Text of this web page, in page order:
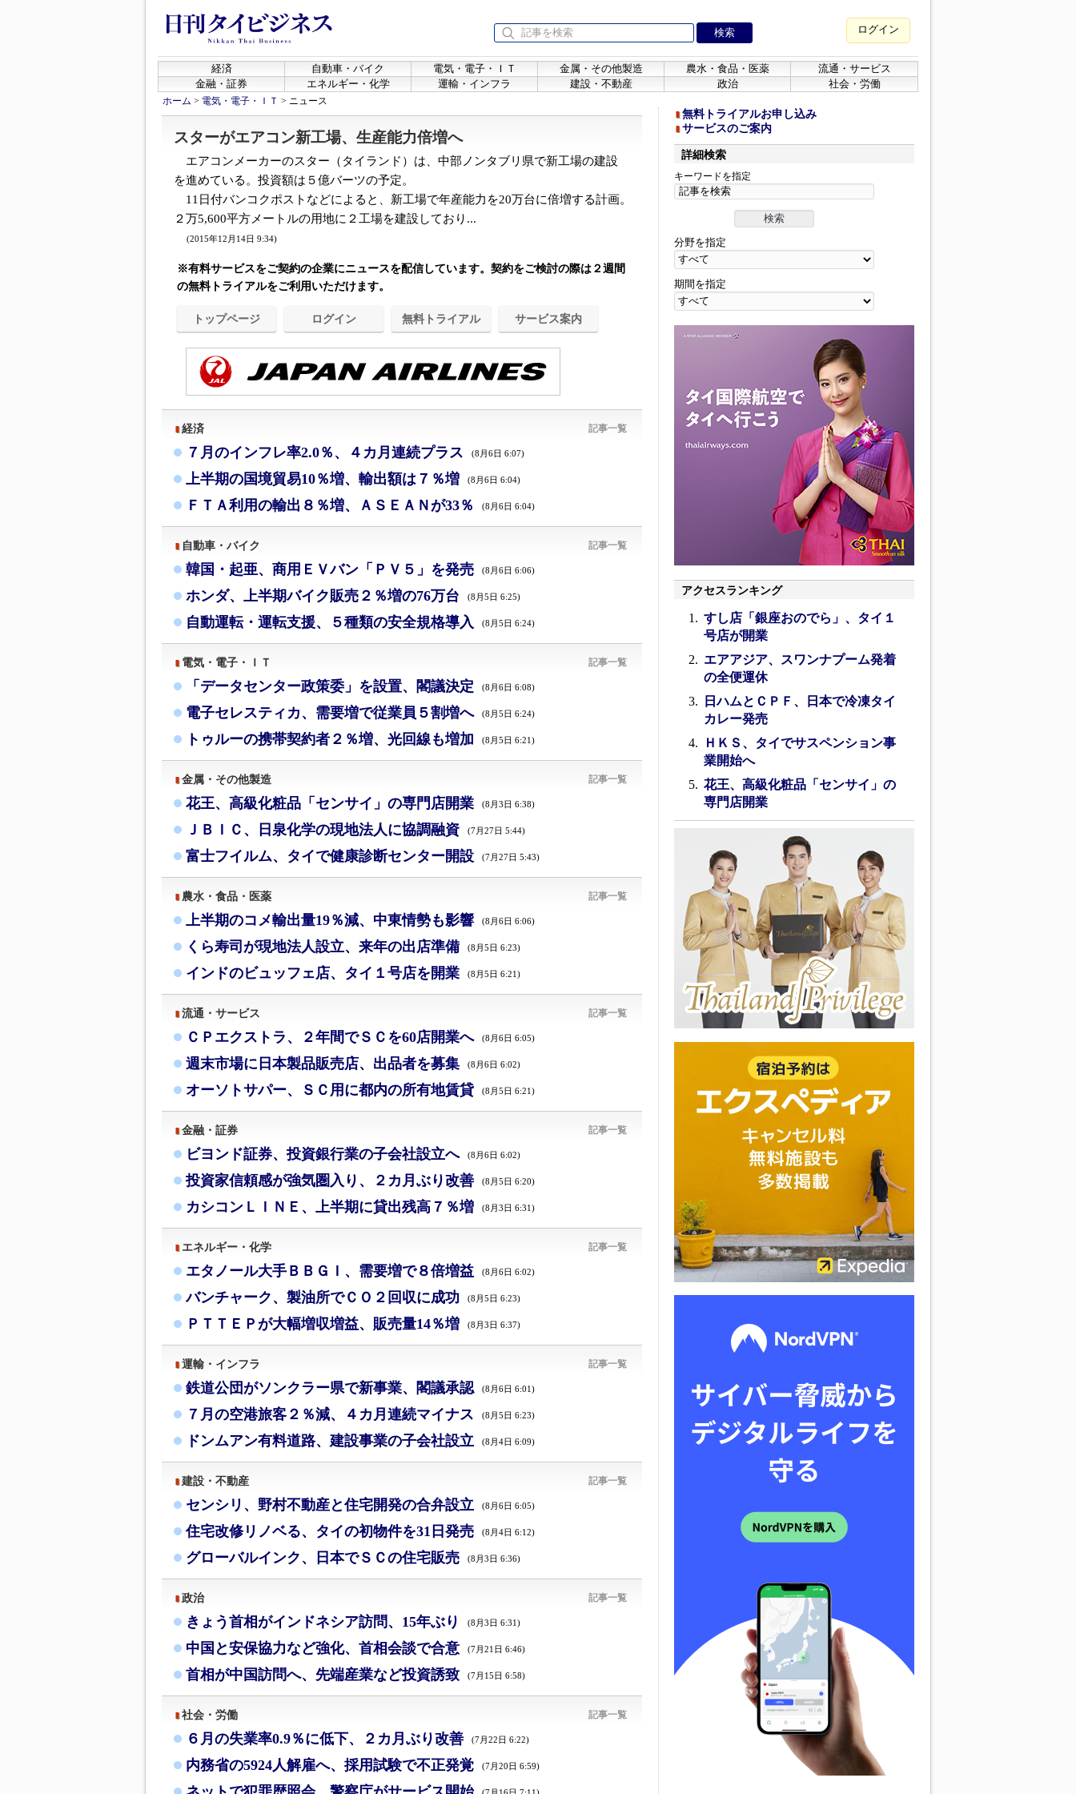
ログイン
経済 自動車・バイク 電気・電子・ＩＴ 金属・その他製造 農水・食品・医薬
流通・サービス
金融・証券
エネルギー・化学 運輸・インフラ 建設・不動産 政治 社会・労働
ホーム > 電気・電子・ＩＴ > ニュース
スターがエアコン新工場、生産能力倍増へ
エアコンメーカーのスター（タイランド）は、中部ノンタブリ県で新工場の建設
を進めている。投資額は５億バーツの予定。
11日付バンコクポストなどによると、新工場で年産能力を20万台に倍増する計画。
２万5,600平方メートルの用地に２工場を建設しており...
(2015年12月14日 9:34)
※有料サービスをご契約の企業にニュースを配信しています。契約をご検討の際は２週間
の無料トライアルをご利用いただけます。
トップページ ログイン 無料トライアル サービス案内
経済 記事一覧
７月のインフレ率2.0％、４カ月連続プラス (8月6日 6:07)
上半期の国境貿易10％増、輸出額は７％増 (8月6日 6:04)
ＦＴＡ利用の輸出８％増、ＡＳＥＡＮが33％ (8月6日 6:04)
自動車・バイク 記事一覧
韓国・起亜、商用ＥＶバン「ＰＶ５」を発売 (8月6日 6:06)
ホンダ、上半期バイク販売２％増の76万台 (8月5日 6:25)
自動運転・運転支援、５種類の安全規格導入 (8月5日 6:24)
電気・電子・ＩＴ 記事一覧
「データセンター政策委」を設置、閣議決定 (8月6日 6:08)
電子セレスティカ、需要増で従業員５割増へ (8月5日 6:24)
トゥルーの携帯契約者２％増、光回線も増加 (8月5日 6:21)
金属・その他製造 記事一覧
花王、高級化粧品「センサイ」の専門店開業 (8月3日 6:38)
ＪＢＩＣ、日泉化学の現地法人に協調融資 (7月27日 5:44)
富士フイルム、タイで健康診断センター開設 (7月27日 5:43)
農水・食品・医薬 記事一覧
上半期のコメ輸出量19％減、中東情勢も影響 (8月6日 6:06)
くら寿司が現地法人設立、来年の出店準備 (8月5日 6:23)
インドのビュッフェ店、タイ１号店を開業 (8月5日 6:21)
流通・サービス 記事一覧
ＣＰエクストラ、２年間でＳＣを60店開業へ (8月6日 6:05)
週末市場に日本製品販売店、出品者を募集 (8月6日 6:02)
オーソトサパー、ＳＣ用に都内の所有地賃貸 (8月5日 6:21)
金融・証券 記事一覧
ビヨンド証券、投資銀行業の子会社設立へ (8月6日 6:02)
投資家信頼感が強気圏入り、２カ月ぶり改善 (8月5日 6:20)
カシコンＬＩＮＥ、上半期に貸出残高７％増 (8月3日 6:31)
エネルギー・化学 記事一覧
エタノール大手ＢＢＧＩ、需要増で８倍増益 (8月6日 6:02)
バンチャーク、製油所でＣＯ２回収に成功 (8月5日 6:23)
ＰＴＴＥＰが大幅増収増益、販売量14％増 (8月3日 6:37)
運輸・インフラ 記事一覧
鉄道公団がソンクラー県で新事業、閣議承認 (8月6日 6:01)
７月の空港旅客２％減、４カ月連続マイナス (8月5日 6:23)
ドンムアン有料道路、建設事業の子会社設立 (8月4日 6:09)
建設・不動産 記事一覧
センシリ、野村不動産と住宅開発の合弁設立 (8月6日 6:05)
住宅改修リノベる、タイの初物件を31日発売 (8月4日 6:12)
グローバルインク、日本でＳＣの住宅販売 (8月3日 6:36)
政治 記事一覧
きょう首相がインドネシア訪問、15年ぶり (8月3日 6:31)
中国と安保協力など強化、首相会談で合意 (7月21日 6:46)
首相が中国訪問へ、先端産業など投資誘致 (7月15日 6:58)
社会・労働 記事一覧
６月の失業率0.9％に低下、２カ月ぶり改善 (7月22日 6:22)
内務省の5924人解雇へ、採用試験で不正発覚 (7月20日 6:59)
無料トライアルお申し込み
サービスのご案内
詳細検索
キーワードを指定
分野を指定
期間を指定
アクセスランキング
すし店「銀座おのでら」、タイ１
号店が開業
エアアジア、スワンナプーム発着
の全便運休
日ハムとＣＰＦ、日本で冷凍タイ
カレー発売
ＨＫＳ、タイでサスペンション事
業開始へ
花王、高級化粧品「センサイ」の
専門店開業